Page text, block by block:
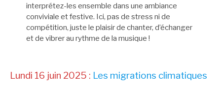
interprétez-les ensemble dans une ambiance
conviviale et festive. Ici, pas de stress ni de
compétition, juste le plaisir de chanter, d’échanger
et de vibrer au rythme de la musique !
Lundi 16 juin 2025 : Les migrations climatiques